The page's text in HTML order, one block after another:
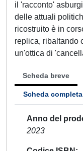
il 'racconto'
delle attuali
ricostruito è in
replica, ribaltando
un'ottica di
Scheda breve
Scheda completa
Anno del
2023